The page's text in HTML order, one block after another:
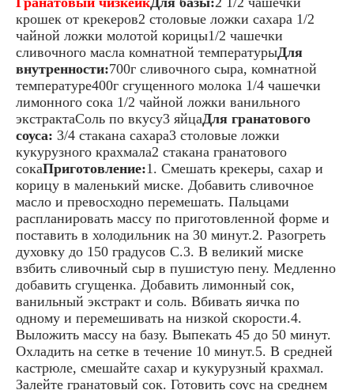
крошек от крекеров2 столовые ложки сахара 1/2
чайной ложки молотой корицы1/2 чашечки
сливочного масла комнатной температурыДля
внутренности:700г сливочного сыра, комнатной
температуре400г сгущенного молока 1/4 чашечки
лимонного сока 1/2 чайной ложки ванильного
экстрактаСоль по вкусу3 яйцаДля гранатового
соуса: 3/4 стакана сахара3 столовые ложки
кукурузного крахмала2 стакана гранатового
сокаПриготовление:1. Смешать крекеры, сахар и
корицу в маленький миске. Добавить сливочное
масло и превосходно перемешать. Пальцами
распланировать массу по приготовленной форме и
поставить в холодильник на 30 минут.2. Разогреть
духовку до 150 градусов С.3. В великий миске
взбить сливочный сыр в пушистую пену. Медленно
добавить сгущенка. Добавить лимонный сок,
ванильный экстракт и соль. Вбивать яичка по
одному и перемешивать на низкой скорости.4.
Выложить массу на базу. Выпекать 45 до 50 минут.
Охладить на сетке в течение 10 минут.5. В средней
кастрюле, смешайте сахар и кукурузный крахмал.
Залейте гранатовый сок. Готовить соус на среднем